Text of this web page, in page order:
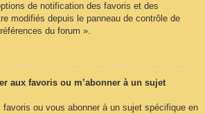
de notification des favoris et des
modifiés depuis le panneau de contrôle de
du forum ».
aux favoris ou m’abonner à un sujet
ou vous abonner à un sujet spécifique en